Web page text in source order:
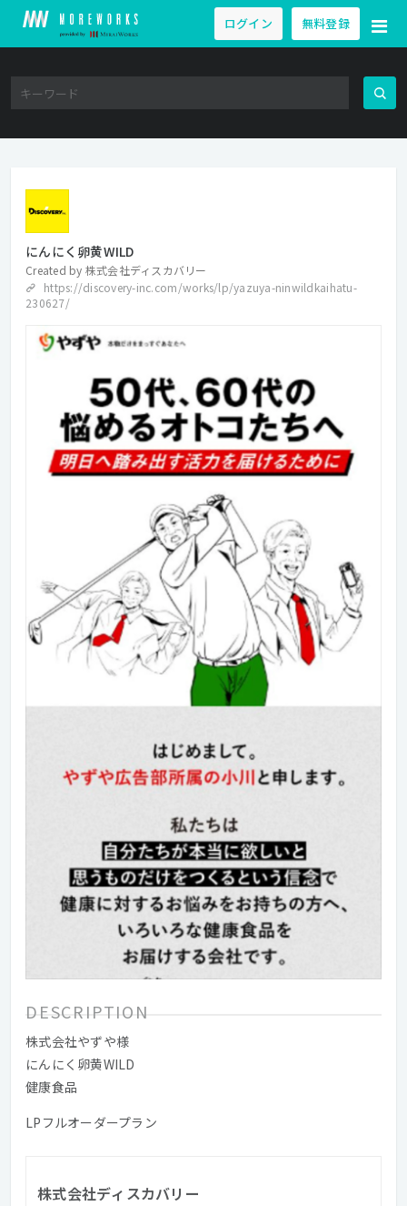
ログイン 無料登録
にんにく卵黄WILD
Created by 株式会社ディスカバリー
https://discovery-inc.com/works/lp/yazuya-ninwildkaihatu-
230627/
DESCRIPTION
株式会社やずや様
にんにく卵黄WILD
健康食品
LPフルオーダープラン
株式会社ディスカバリー